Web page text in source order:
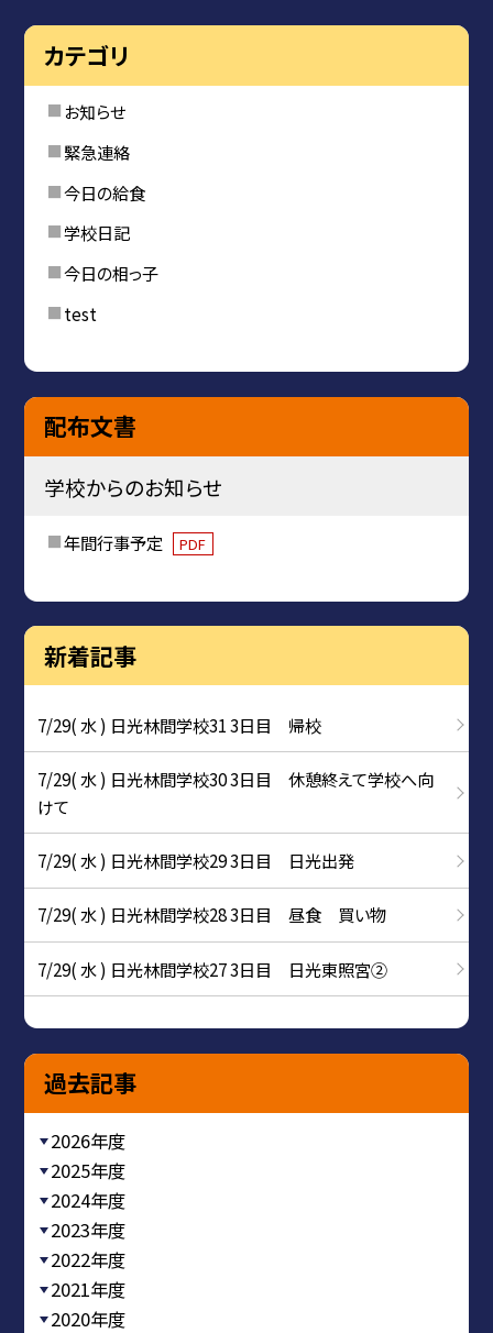
カテゴリ
お知らせ
緊急連絡
今日の給食
学校日記
今日の相っ子
test
配布文書
学校からのお知らせ
年間行事予定 PDF
新着記事
7/29( 水 ) 日光林間学校31 3日目 帰校
7/29( 水 ) 日光林間学校30 3日目 休憩終えて学校へ向
けて
7/29( 水 ) 日光林間学校29 3日目 日光出発
7/29( 水 ) 日光林間学校28 3日目 昼食 買い物
7/29( 水 ) 日光林間学校27 3日目 日光東照宮②
過去記事
2026年度
2025年度
2024年度
2023年度
2022年度
2021年度
2020年度